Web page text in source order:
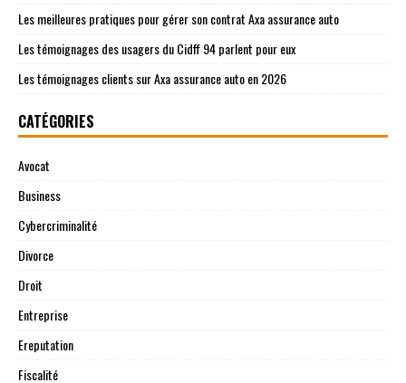
Les meilleures pratiques pour gérer son contrat Axa assurance auto
Les témoignages des usagers du Cidff 94 parlent pour eux
Les témoignages clients sur Axa assurance auto en 2026
CATÉGORIES
Avocat
Business
Cybercriminalité
Divorce
Droit
Entreprise
Ereputation
Fiscalité